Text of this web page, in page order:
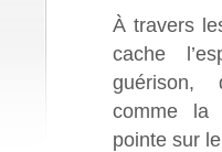
À travers
cache
guérison,
comme la
pointe sur